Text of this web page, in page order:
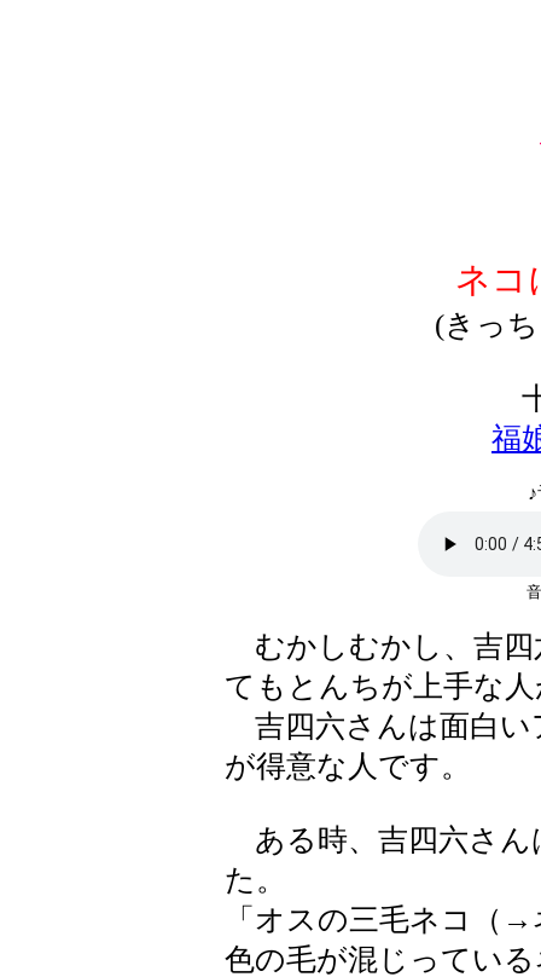
ネコ
(きっ
福
むかしむかし、吉四
てもとんちが上手な
吉四六さんは面白い
が得意な人です。
ある時、吉四六さん
た。
「オスの三毛ネコ（
色の毛が混じってい